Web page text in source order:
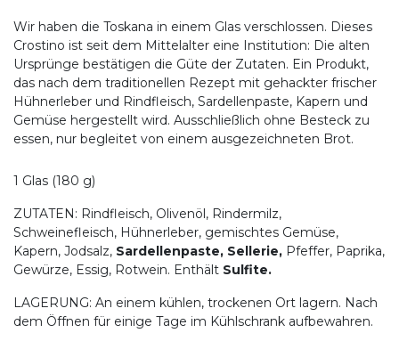
Wir haben die Toskana in einem Glas verschlossen. Dieses
Crostino ist seit dem Mittelalter eine Institution: Die alten
Ursprünge bestätigen die Güte der Zutaten. Ein Produkt,
das nach dem traditionellen Rezept mit gehackter frischer
Hühnerleber und Rindfleisch, Sardellenpaste, Kapern und
Gemüse hergestellt wird. Ausschließlich ohne Besteck zu
essen, nur begleitet von einem ausgezeichneten Brot.
1 Glas (180 g)
ZUTATEN: Rindfleisch, Olivenöl, Rindermilz,
Schweinefleisch, Hühnerleber, gemischtes Gemüse,
Kapern, Jodsalz, Sardellenpaste, Sellerie, Pfeffer, Paprika,
Gewürze, Essig, Rotwein. Enthält Sulfite.
LAGERUNG: An einem kühlen, trockenen Ort lagern. Nach
dem Öffnen für einige Tage im Kühlschrank aufbewahren.